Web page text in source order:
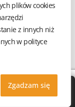
plików cookies
z innych niż
w polityce
Zgadzam się